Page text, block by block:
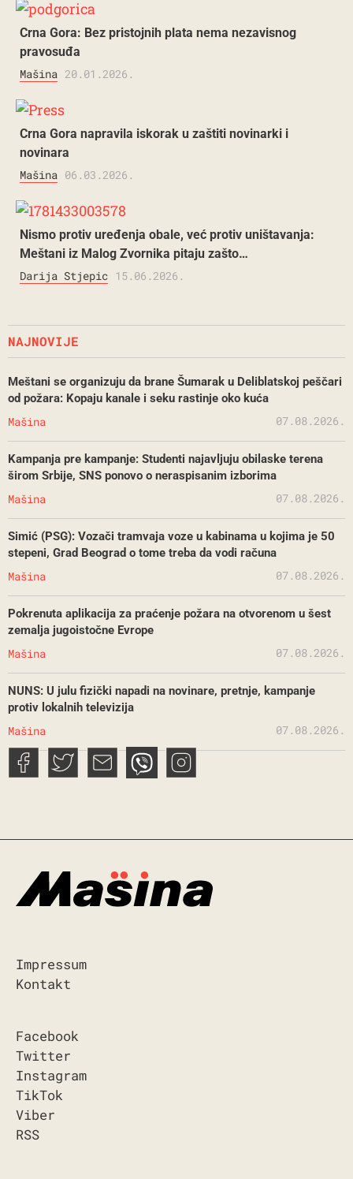
Crna Gora: Bez pristojnih plata nema nezavisnog
pravosuđa
Mašina 20.01.2026.
Crna Gora napravila iskorak u zaštiti novinarki i
novinara
Mašina 06.03.2026.
Nismo protiv uređenja obale, već protiv uništavanja:
Meštani iz Malog Zvornika pitaju zašto…
Darija Stjepic 15.06.2026.
NAJNOVIJE
Meštani se organizuju da brane Šumarak u Deliblatskoj peščari
od požara: Kopaju kanale i seku rastinje oko kuća
Mašina 07.08.2026.
Kampanja pre kampanje: Studenti najavljuju obilaske terena
širom Srbije, SNS ponovo o neraspisanim izborima
Mašina 07.08.2026.
Simić (PSG): Vozači tramvaja voze u kabinama u kojima je 50
stepeni, Grad Beograd o tome treba da vodi računa
Mašina 07.08.2026.
Pokrenuta aplikacija za praćenje požara na otvorenom u šest
zemalja jugoistočne Evrope
Mašina 07.08.2026.
NUNS: U julu fizički napadi na novinare, pretnje, kampanje
protiv lokalnih televizija
Mašina 07.08.2026.
Impressum
Kontakt
Facebook
Twitter
Instagram
TikTok
Viber
RSS